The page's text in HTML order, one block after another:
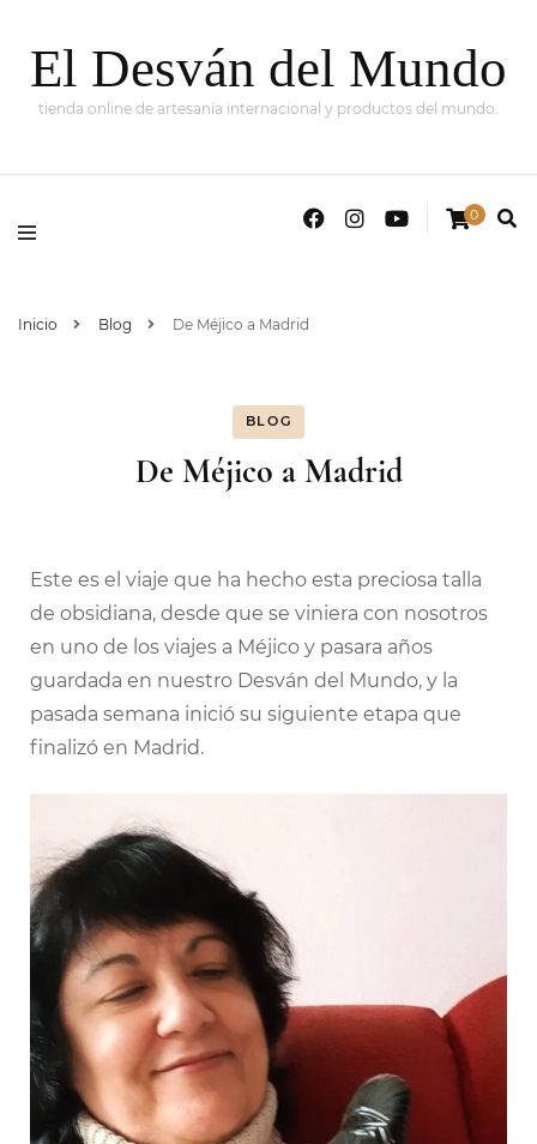
El Desván del Mundo
tienda online de artesanía internacional y productos del mundo.
0
Inicio Blog De Méjico a Madrid
BLOG
De Méjico a Madrid
Este es el viaje que ha hecho esta preciosa talla
de obsidiana, desde que se viniera con nosotros
en uno de los viajes a Méjico y pasara años
guardada en nuestro Desván del Mundo, y la
pasada semana inició su siguiente etapa que
finalizó en Madrid.